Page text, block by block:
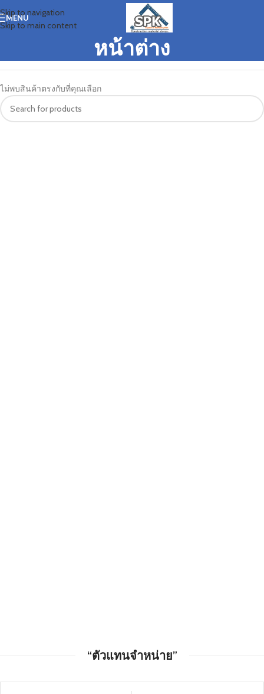
Skip to navigation
Skip to main content
MENU
หน้าต่าง
ไม่พบสินค้าตรงกับที่คุณเลือก
“ตัวแทนจำหน่าย”